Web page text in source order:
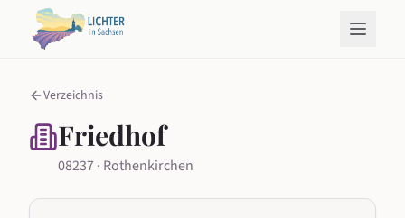
Verzeichnis
Friedhof
08237 · Rothenkirchen